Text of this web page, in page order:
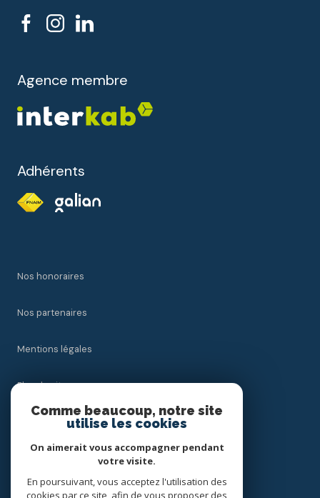
Agence membre
Adhérents
Nos honoraires
Nos partenaires
Mentions légales
Plan du site
Cookies
Comme beaucoup, notre site
utilise les cookies
On aimerait vous accompagner pendant
votre visite.
En poursuivant, vous acceptez l'utilisation des
cookies par ce site, afin de vous proposer des